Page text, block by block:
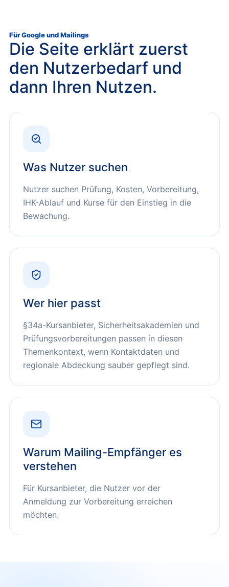
Für Google und Mailings
Die Seite erklärt zuerst
den Nutzerbedarf und
dann Ihren Nutzen.
Was Nutzer suchen
Nutzer suchen Prüfung, Kosten, Vorbereitung,
IHK-Ablauf und Kurse für den Einstieg in die
Bewachung.
Wer hier passt
§34a-Kursanbieter, Sicherheitsakademien und
Prüfungsvorbereitungen passen in diesen
Themenkontext, wenn Kontaktdaten und
regionale Abdeckung sauber gepflegt sind.
Warum Mailing-Empfänger es
verstehen
Für Kursanbieter, die Nutzer vor der
Anmeldung zur Vorbereitung erreichen
möchten.